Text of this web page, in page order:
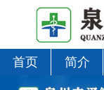
首页 简介